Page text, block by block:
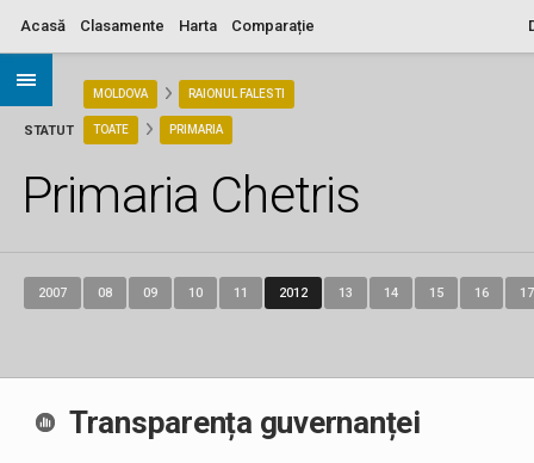
Acasă Clasamente Harta Comparație
STATUT
MOLDOVA RAIONUL FALESTI
TOATE PRIMARIA
Primaria Chetris
2007 08 09 10 11 2012 13 14 15 16 17
Transparența guvernanței